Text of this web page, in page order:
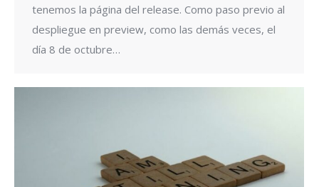
tenemos la página del release. Como paso previo al
despliegue en preview, como las demás veces, el
día 8 de octubre…